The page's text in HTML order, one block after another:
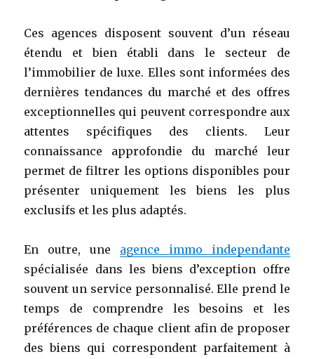
Ces agences disposent souvent d’un réseau
étendu et bien établi dans le secteur de
l’immobilier de luxe. Elles sont informées des
dernières tendances du marché et des offres
exceptionnelles qui peuvent correspondre aux
attentes spécifiques des clients. Leur
connaissance approfondie du marché leur
permet de filtrer les options disponibles pour
présenter uniquement les biens les plus
exclusifs et les plus adaptés.
En outre, une agence immo independante
spécialisée dans les biens d’exception offre
souvent un service personnalisé. Elle prend le
temps de comprendre les besoins et les
préférences de chaque client afin de proposer
des biens qui correspondent parfaitement à